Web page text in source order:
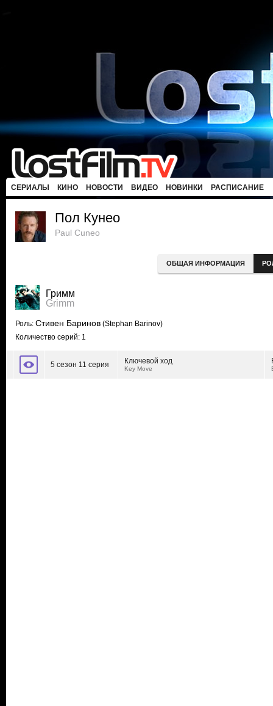
СЕРИАЛЫ КИНО НОВОСТИ ВИДЕО НОВИНКИ РАСПИСАНИЕ
Пол Кунео
Paul Cuneo
ОБЩАЯ ИНФОРМАЦИЯ
Гримм
Grimm
Роль: Стивен Баринов (Stephan Barinov)
Количество серий: 1
5 сезон 11 серия Ключевой ход
Key Move